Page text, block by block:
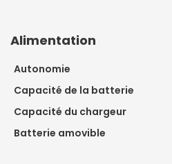
Alimentation
Autonomie
Capacité de la batterie
Capacité du chargeur
Batterie amovible